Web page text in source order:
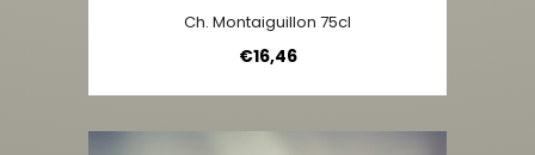
Ch. Montaiguillon 75cl
€16,46